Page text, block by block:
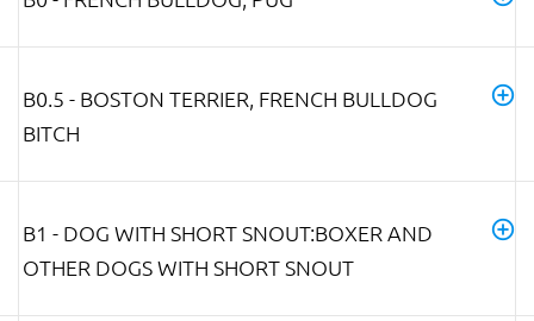
B0.5 - BOSTON TERRIER, FRENCH BULLDOG
BITCH
B1 - DOG WITH SHORT SNOUT:BOXER AND
OTHER DOGS WITH SHORT SNOUT